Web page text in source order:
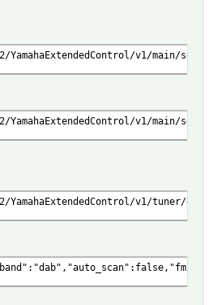
v1/main/
v1/main/
v1/tuner/